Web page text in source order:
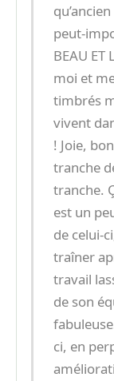
peut-
BEAU ET
moi et
timbrés
vivent
! Joie,
tranche
tranche.
est un
de celui-
traîner
travail
de son
ci, en